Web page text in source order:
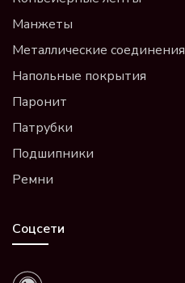
Манжеты
Металлические соединения
Напольные покрытия
Паронит
Патрубки
Подшипники
Ремни
Соцсети